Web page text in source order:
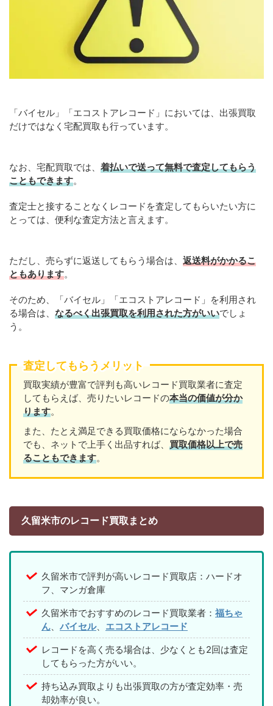
「バイセル」「エコストアレコード」においては、出張買取
だけではなく宅配買取も行っています。
なお、宅配買取では、 着払いで送って無料で査定してもらう
こともできます。
査定士と接することなくレコードを査定してもらいたい方に
とっては、便利な査定方法と言えます。
ただし、売らずに返送してもらう場合は、 返送料がかかるこ
ともあります。
そのため、「バイセル」「エコストアレコード」を利用され
る場合は、 なるべく出張買取を利用された方がいいでしょ
う。
査定してもらうメリット
買取実績が豊富で評判も高いレコード買取業者に査定
してもらえば、売りたいレコードの本当の価値が分か
ります。
また、たとえ満足できる買取価格にならなかった場合
でも、ネットで上手く出品すれば、 買取価格以上で売
ることもできます。
久留米市のレコード買取まとめ
久留米市で評判が高いレコード買取店：ハードオ
フ、マンガ倉庫
久留米市でおすすめのレコード買取業者： 福ちゃ
ん
バイセル、 エコストアレコード
レコードを高く売る場合は、少なくとも2回は査定
してもらった方がいい。
持ち込み買取よりも出張買取の方が査定効率・売
却効率が良い。